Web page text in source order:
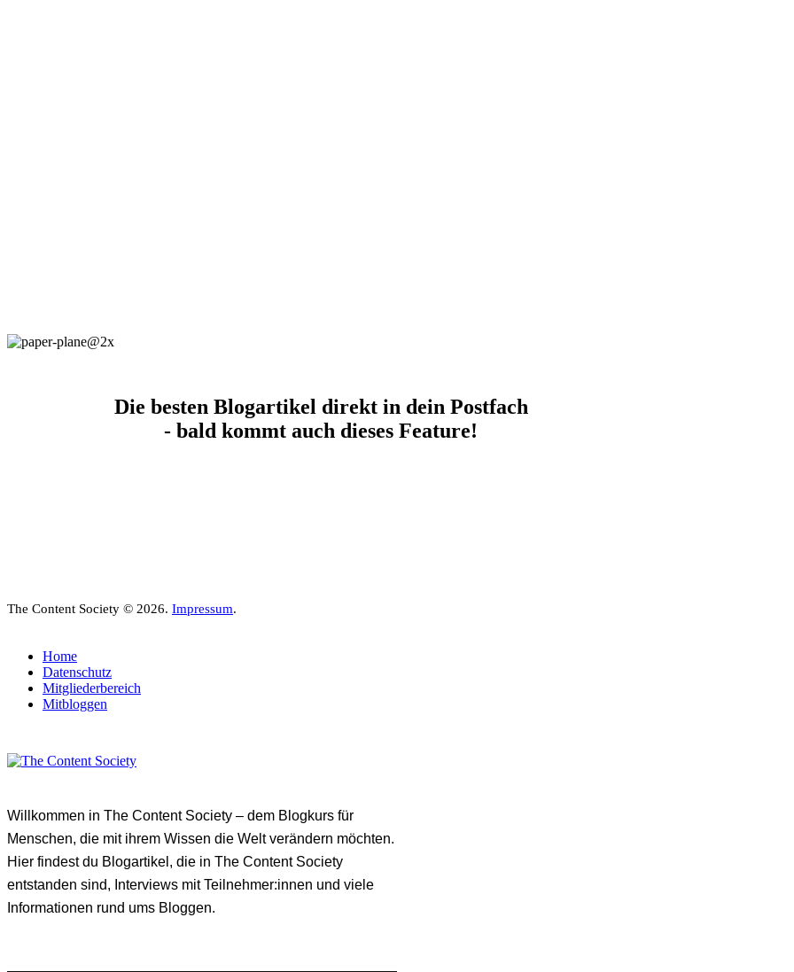
Die besten Blogartikel direkt in dein Postfach
- bald kommt auch dieses Feature!
The Content Society © 2026. Impressum.
Home
Datenschutz
Mitgliederbereich
Mitbloggen
Willkommen in The Content Society – dem Blogkurs für
Menschen, die mit ihrem Wissen die Welt verändern möchten.
Hier findest du Blogartikel, die in The Content Society
entstanden sind, Interviews mit Teilnehmer:innen und viele
Informationen rund ums Bloggen.